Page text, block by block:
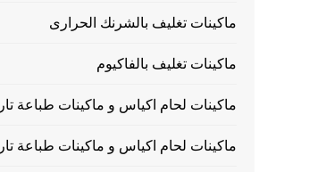
ماكينات تغليف بالشرنك الحرارى
ماكينات تغليف بالفاكيوم
ماكينات لحام اكياس و ماكينات طباعة
ماكينات لحام اكياس و ماكينات طباعة